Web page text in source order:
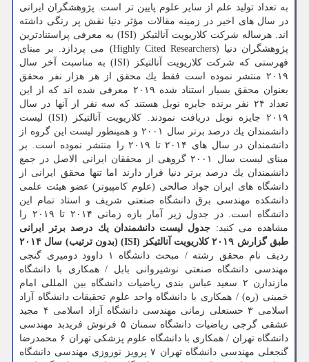
به تعداد تولید علم از سایر علوم پایین تر است. پژوهشگران ایرانی
در سال های اخیر در زمینه مقالات مؤثر دنیا نقش پر رنگی داشته
اند. هرساله شركت كلاریویت آنالتیكز (ISI) به معرفی پراستنادترین
پژوهشگران دنیا (Highly Cited Researchers) می پردازد. بر مبنای
فهرستی كه شركت كلاریویت آنالتیكز (ISI) به مناسبت آخر سال
۲۰۱۹ منتشر نموده است فقط یك محقق از هر هزار نفر محقق
بعنوان محقق بسیار استناد شده ۲۰۱۹ معرفی شده اند كه از این
تعداد ۲۴ نفر برنده جایزه نوبل هستند كه سه نفر از آنها در سال
۲۰۱۹ جایزه نوبل دریافت نمودند. كلاریویت آنالتیكز (ISI) لیست
دانشمندان یك درصد برتر سال ۲۰۰۱ و همینطور لیست این گروه از
دانشمندان در سال های ۲۰۱۴ تا ۲۰۱۹ را منتشر نموده است. بر
مبنای لیست سال ۲۰۰۱ گروهی از محققان ایرانی الاصل در جمع
دانشمندان یك درصد برتر دنیا قرار دارند اما تنها محقق ایرانی از
دانشگاه های ایران جواد صالحی (علوم كامپیوتر) عضو هیئت علمی
دانشكده مهندسی برق دانشگاه صنعتی شریف و استاد تمام این
دانشگاه است. در جدول زیر آمار بازه زمانی ۲۰۱۴ تا ۲۰۱۹ را
مشاهده می كنید: جدول لیست دانشمندان یك درصد برتر ایرانی
طبق گزارش ۲۰۱۹ كلاریویت آنالتیكز (ISI) (بدون ترتیب)
سال ۲۰۱۴
ردیف نام محقق رشته / مبحث دانشگاه ۱ داوود دومیری گنجی
مهندسی دانشگاه صنعتی نوشیروانی بابل / همكاری با دانشگاه
مازندارن ۲ سعید عباس بندی ریاضیات دانشگاه بین المللی امام
خمینی (ره) / همكاری با دانشگاه واحد علوم تحقیقات دانشگاه آزاد
اسلامی ۳ حسنعلی زمانی مهندسی دانشگاه آزاد اسلامی ۴ مجید
عشقی گرجی ریاضیات دانشگاه سمنان ۵ فرنوش فریدبد مهندسی
دانشگاه تهران / همكاری با دانشگاه علوم پزشكی تهران ۶ محمدرضا
گنجعلی مهندسی دانشگاه تهران ۷ پرویز نوروزی مهندسی دانشگاه